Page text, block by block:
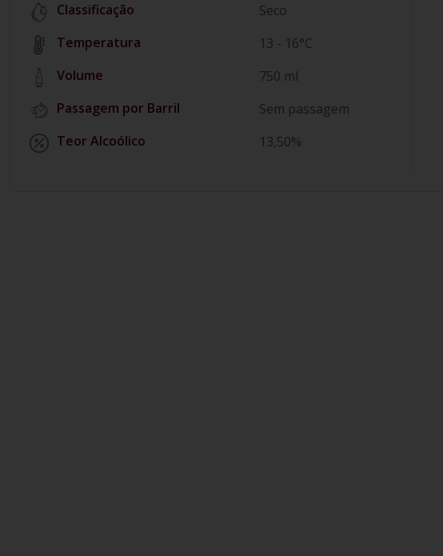
Classificação
Seco
Temperatura
13 - 16°C
Volume
750 ml
Passagem por Barril
Sem passagem
Teor Alcoólico
13,50%